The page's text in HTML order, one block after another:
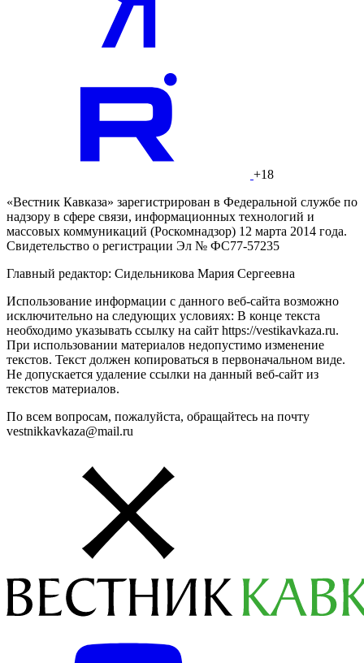
+18
«Вестник Кавказа» зарегистрирован в Федеральной службе по
надзору в сфере связи, информационных технологий и
массовых коммуникаций (Роскомнадзор) 12 марта 2014 года.
Свидетельство о регистрации Эл № ФС77-57235
Главный редактор: Сидельникова Мария Сергеевна
Использование информации с данного веб-сайта возможно
исключительно на следующих условиях: В конце текста
необходимо указывать ссылку на сайт https://vestikavkaza.ru.
При использовании материалов недопустимо изменение
текстов. Текст должен копироваться в первоначальном виде.
Не допускается удаление ссылки на данный веб-сайт из
текстов материалов.
По всем вопросам, пожалуйста, обращайтесь на почту
vestnikkavkaza@mail.ru